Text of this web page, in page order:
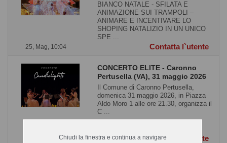
25, Mag, 10:04
BIANCO NATALE - SFILATA E
ANIMAZIONE SUI TRAMPOLI –
ANIMARE E INCENTIVARE LO
SHOPING NATALIZIO IN UN UNICO
SPE ...
Contatta l`utente
25, Mag, 10:01
CONCERTO ELITE - Caronno
Pertusella (VA), 31 maggio 2026
Il Comune di Caronno Pertusella,
domenica 31 maggio 2026, in Piazza
Aldo Moro 1 alle ore 21.30, organizza il
C ...
Contatta l`utente
Chiudi la finestra e continua a navigare